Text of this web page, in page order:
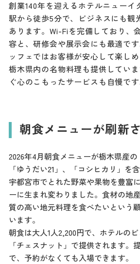
創業140年を迎えるホテルニューイ
駅から徒歩5分で、ビジネスにも観
あります。Wi-Fiを完備しており、
容と、研修会や展示会にも最適で
ッフェではお客様が安心して楽しめ
栃木県内の名物料理も提供してい
ぐ心のこもったサービスも自慢です
朝食メニューが刷新
2026年4月朝食メニューが栃木県産
「ゆうだい21」、「コシヒカリ」を
宇都宮市でとれた野菜や果物を豊富
ーに生まれ変わりました。食材の地
質の高い地元料理を食べたいという
います。
朝食は大人1人2,200円で、ホテルの
「チェスナット」で提供されます。
で、予約がなくても入場できます。
Languag
e